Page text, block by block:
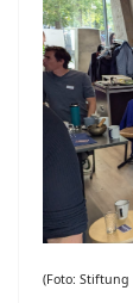
(Foto: Stiftung